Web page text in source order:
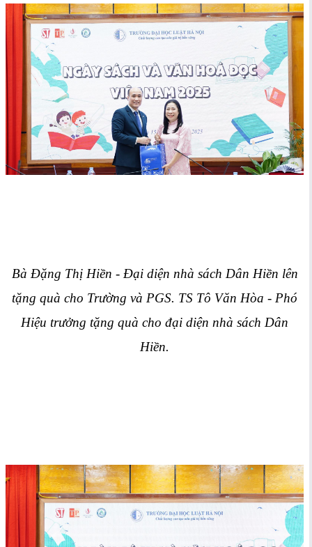
Bà Đặng Thị Hiền - Đại diện nhà sách Dân Hiền lên
tặng quà cho Trường và PGS. TS Tô Văn Hòa - Phó
Hiệu trưởng tặng quà cho đại diện nhà sách Dân
Hiền.